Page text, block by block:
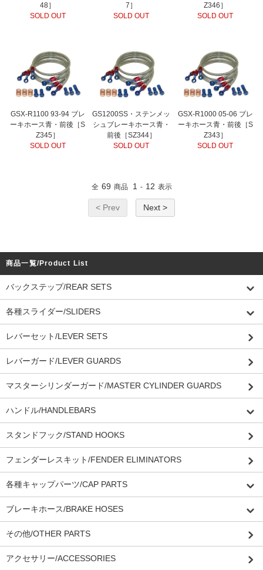
48］
SOLD OUT
7］
SOLD OUT
Z346］
SOLD OUT
GSX-R1100 93-94 ブレ
ーキホース青・前後［S
Z345］
SOLD OUT
GS1200SS・ステンメッ
シュブレーキホース青・
前後［SZ344］
SOLD OUT
GSX-R1000 05-06 ブレ
ーキホース青・前後［S
Z343］
SOLD OUT
全 69 商品 1 - 12 表示
< Prev Next >
商品一覧/Product List
バックステップ/REAR SETS
各種スライダー/SLIDERS
レバーセット/LEVER SETS
レバーガード/LEVER GUARDS
マスターシリンダーガード/MASTER CYLINDER GUARDS
ハンドル/HANDLEBARS
スタンドフック/STAND HOOKS
フェンダーレスキット/FENDER ELIMINATORS
各種キャップパーツ/CAP PARTS
ブレーキホース/BRAKE HOSES
その他/OTHER PARTS
アクセサリー/ACCESSORIES